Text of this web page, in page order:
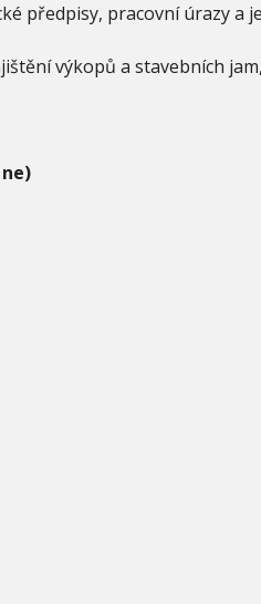
předpisy, pracovní úrazy a
výkopů a stavebních